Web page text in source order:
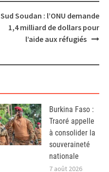
Sud Soudan : l’ONU demande
1,4 milliard de dollars pour
l’aide aux réfugiés
Burkina Faso :
Traoré appelle
à consolider la
souveraineté
nationale
7 août 2026